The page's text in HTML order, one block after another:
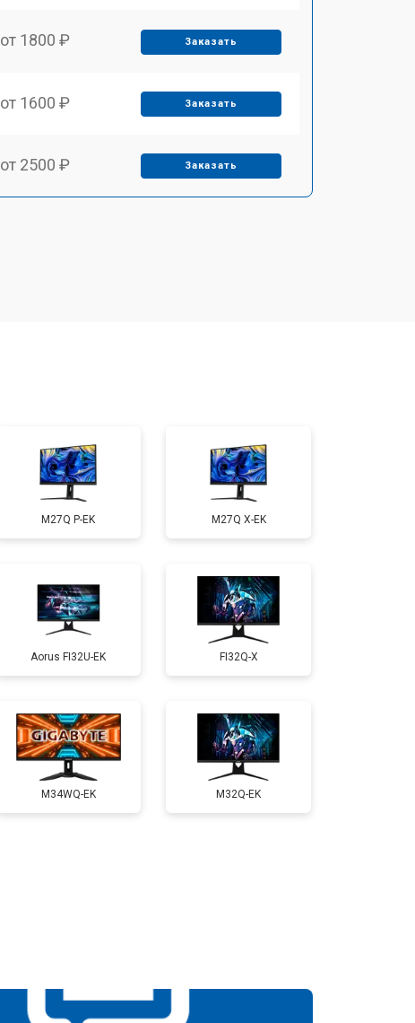
от 1800 ₽ Заказать
от 1600 ₽ Заказать
от 2500 ₽ Заказать
M27Q P-EK M27Q X-EK
Aorus FI32U-EK FI32Q-X
M34WQ-EK M32Q-EK